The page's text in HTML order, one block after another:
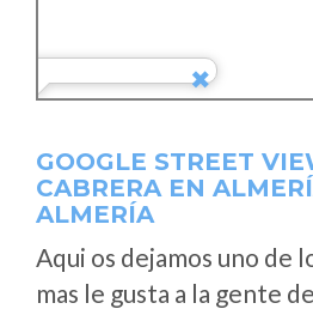
GOOGLE STREET
CABRERA EN
ALMERÍA
Aqui os dejamos uno de
mas le gusta a la gente